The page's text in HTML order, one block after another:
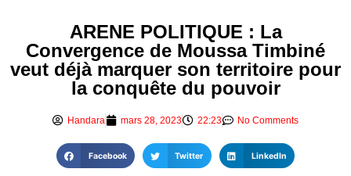
ARENE POLITIQUE : La
Convergence de Moussa Timbiné
veut déjà marquer son territoire pour
la conquête du pouvoir
Handara mars 28, 2023 22:23 No Comments
Facebook Twitter LinkedIn